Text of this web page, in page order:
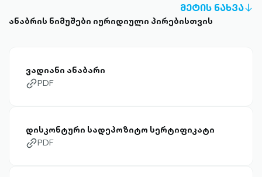
ᲛᲔᲢᲘᲡ ᲜᲐᲮᲕᲐ
ანაბრის ნიმუშები იურიდიული პირებისთვის
ვადიანი ანაბარი
link-diagonal-outlined
PDF
დისკონტური სადეპოზიტო სერტიფიკატი
link-diagonal-outlined
PDF